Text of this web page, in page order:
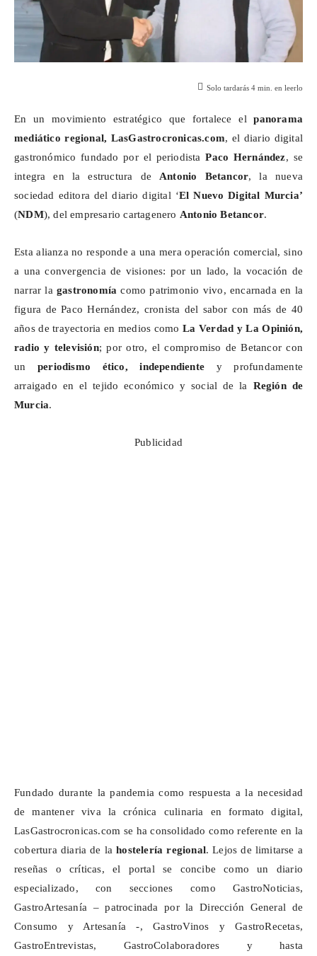
Solo tardarás 4 min. en leerlo
En un movimiento estratégico que fortalece elpanorama
mediático regional, LasGastrocronicas.com, el diario digital
gastronómico fundado por el periodistaPaco Hernández, se
integra en la estructura de Antonio Betancor, la nueva
sociedad editora del diario digital ‘El Nuevo Digital Murcia’
(NDM), del empresario cartagenero Antonio Betancor.
Esta alianza no responde a una mera operación comercial, sino
a una convergencia de visiones: por un lado, la vocación de
narrar lagastronomía como patrimonio vivo, encarnada en la
figura de Paco Hernández, cronista del sabor con más de 40
años de trayectoria en medios comoLa Verdad y La Opinión,
radio y televisión; por otro, el compromiso de Betancor con
un periodismo ético, independiente y profundamente
arraigado en el tejido económico y social de la Región de
Murcia.
Publicidad
Fundado durante la pandemia como respuesta a la necesidad
de mantener viva la crónica culinaria en formato digital,
LasGastrocronicas.com se ha consolidado como referente en la
cobertura diaria de lahostelería regional. Lejos de limitarse a
reseñas o críticas, el portal se concibe como un diario
especializado, con secciones como GastroNoticias,
GastroArtesanía – patrocinada por la Dirección General de
Consumo y Artesanía -,GastroVinos yGastroRecetas,
GastroEntrevistas, GastroColaboradores y hasta